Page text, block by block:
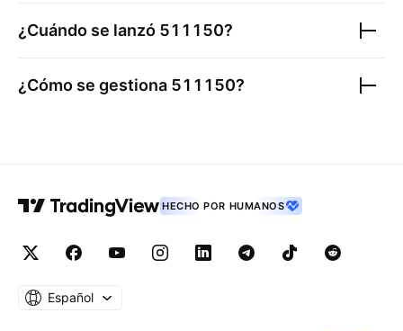
¿Cuándo se lanzó 511150?
¿Cómo se gestiona 511150?
HECHO POR HUMANOS
Español